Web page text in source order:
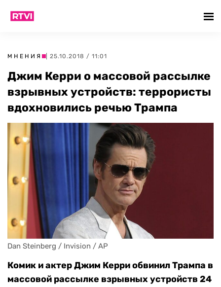
МНЕНИЯ | 25.10.2018 / 11:01
Джим Керри о массовой рассылке
взрывных устройств: террористы
вдохновились речью Трампа
Dan Steinberg / Invision / AP
Комик и актер Джим Керри обвинил Трампа в
массовой рассылке взрывных устройств 24